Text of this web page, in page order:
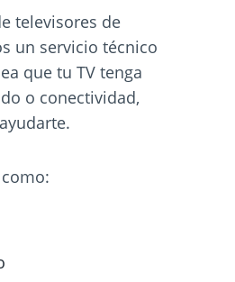
televisores de
un servicio técnico
que tu TV tenga
o conectividad,